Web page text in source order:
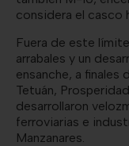
considera el casco
Fuera de este
arrabales y un
ensanche, a finales
Tetuán,
desarrollaron
ferroviarias e
Manzanares.